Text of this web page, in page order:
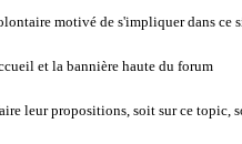
motivé de s'impliquer dans ce
et la bannière haute du forum
leur propositions, soit sur ce topic,